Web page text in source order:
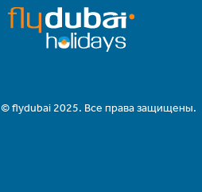
© flydubai 2025. Все права защищены.